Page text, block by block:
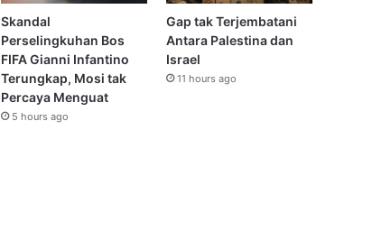
Skandal
Perselingkuhan Bos
FIFA Gianni Infantino
Terungkap, Mosi tak
Percaya Menguat
5 hours ago
Gap tak Terjembatani
Antara Palestina dan
Israel
11 hours ago